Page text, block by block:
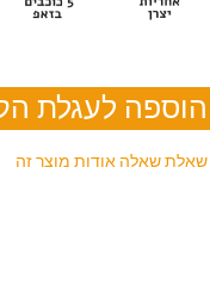
שאלת שאלה אודות מוצר זה